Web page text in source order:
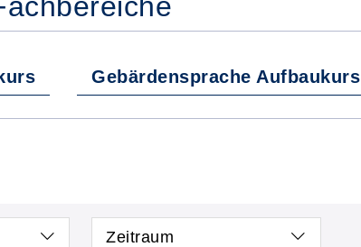
Gebärdensprache Aufbaukurs
Zeitraum